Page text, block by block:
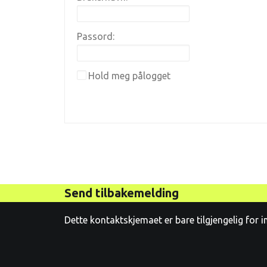
Passord:
Hold meg pålogget
Send tilbakemelding
Dette kontaktskjemaet er bare tilgjengelig for